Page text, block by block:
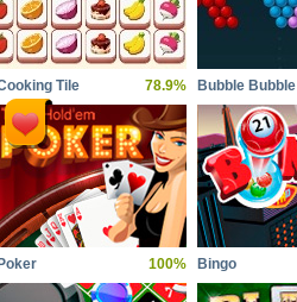
Tile 78.9% Bubble Bubble
Poker 100% Bingo